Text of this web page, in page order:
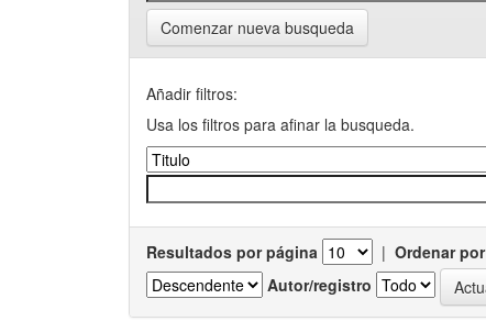
Comenzar nueva busqueda
Añadir filtros:
Usa los filtros para afinar la busqueda.
Resultados por página | Ordenar por
Autor/registro